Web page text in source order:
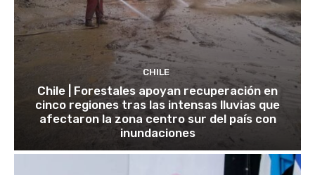
CHILE
Chile | Forestales apoyan recuperación en
cinco regiones tras las intensas lluvias que
afectaron la zona centro sur del país con
inundaciones